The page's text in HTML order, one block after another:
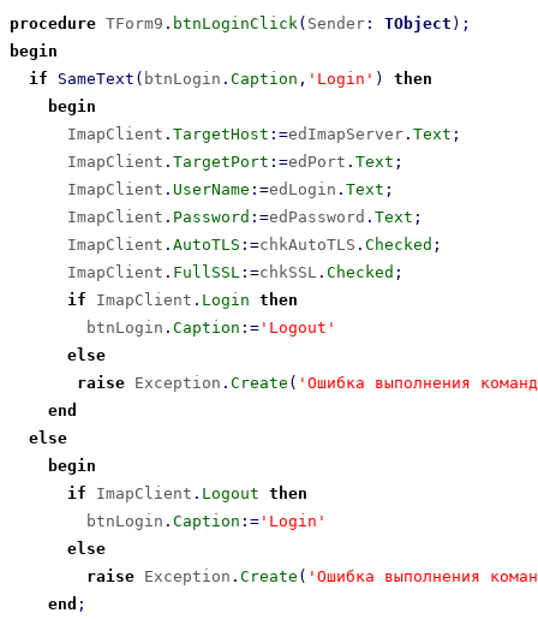
procedure TForm9 . btnLoginClick ( Sender : TObject ) ;
begin
if
SameText ( btnLogin . Caption , 'Login' )
then
begin
      ImapClient
. TargetHost : =edImapServer . Text ;
      ImapClient
. TargetPort : =edPort . Text ;
      ImapClient
. UserName : =edLogin . Text ;
      ImapClient
. Password : =edPassword . Text ;
      ImapClient
. AutoTLS : =chkAutoTLS . Checked ;
      ImapClient
. FullSSL : =chkSSL . Checked ;
if ImapClient . Login then
        btnLogin
. Caption : = 'Logout'
else
raise Exception . Create ( 'Ошибка выполнения
end
else
begin
if ImapClient . Logout then
        btnLogin
. Caption : = 'Login'
else
raise Exception . Create ( 'Ошибка выполнения
end ;